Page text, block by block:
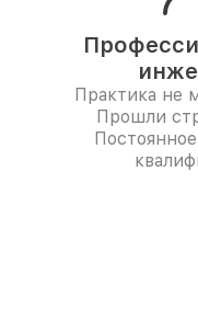
Практика не
Прошли